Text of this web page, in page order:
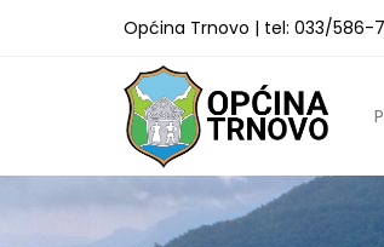
Općina Trnovo | tel: 033/586-